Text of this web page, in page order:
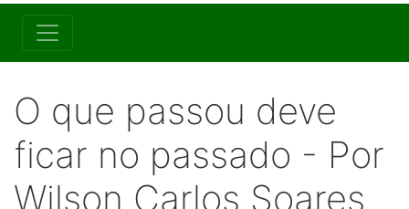
O que passou deve
ficar no passado - Por
Wilson Carlos Soares